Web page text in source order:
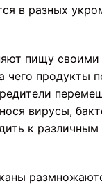
в разных
пищу
чего продукты
вирусы,
к различным